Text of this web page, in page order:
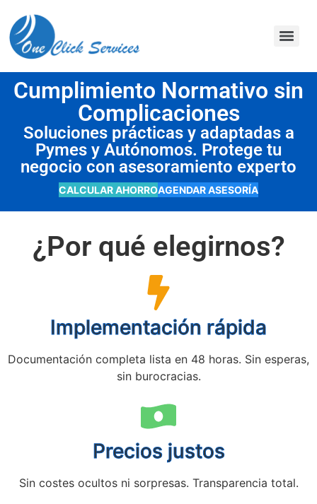
Cumplimiento Normativo sin
Complicaciones
Soluciones prácticas y adaptadas a
Pymes y Autónomos. Protege tu
negocio con asesoramiento experto
CALCULAR AHORROAGENDAR ASESORÍA
¿Por qué elegirnos?
Implementación rápida
Documentación completa lista en 48 horas. Sin esperas,
sin burocracias.
Precios justos
Sin costes ocultos ni sorpresas. Transparencia total.